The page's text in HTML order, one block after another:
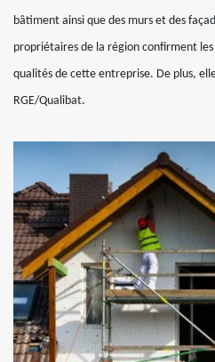
bâtiment ainsi que des murs et des
propriétaires de la région confirment
qualités de cette entreprise. De plus,
RGE/Qualibat.